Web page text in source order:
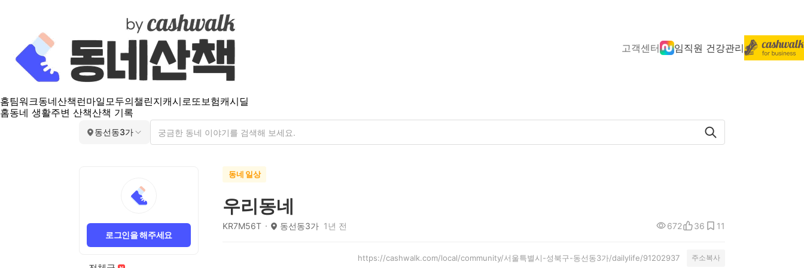
고객센터 임직원 건강관리
홈팀워크동네산책 런마일모두의챌린지캐시로또보험캐시딜
홈동네 생활주변 산책산책 기록
동선동3가
로그인을 해주세요
동네 일상
우리동네
KR7M56T 동선동3가 1년 전 672 36 11
https://cashwalk.com/local/community/서울특별시-성북구-동선동3가/dailylife/91202937 주소복사